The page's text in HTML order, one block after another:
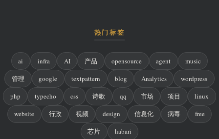
热门标签
ai infra AI 产品 opensource agent music
管理 google textpattern blog Analytics wordpress
php typecho css 诗歌 qq 市场 项目 linux
website 行政 视频 design 信息化 病毒 free
芯片 habari